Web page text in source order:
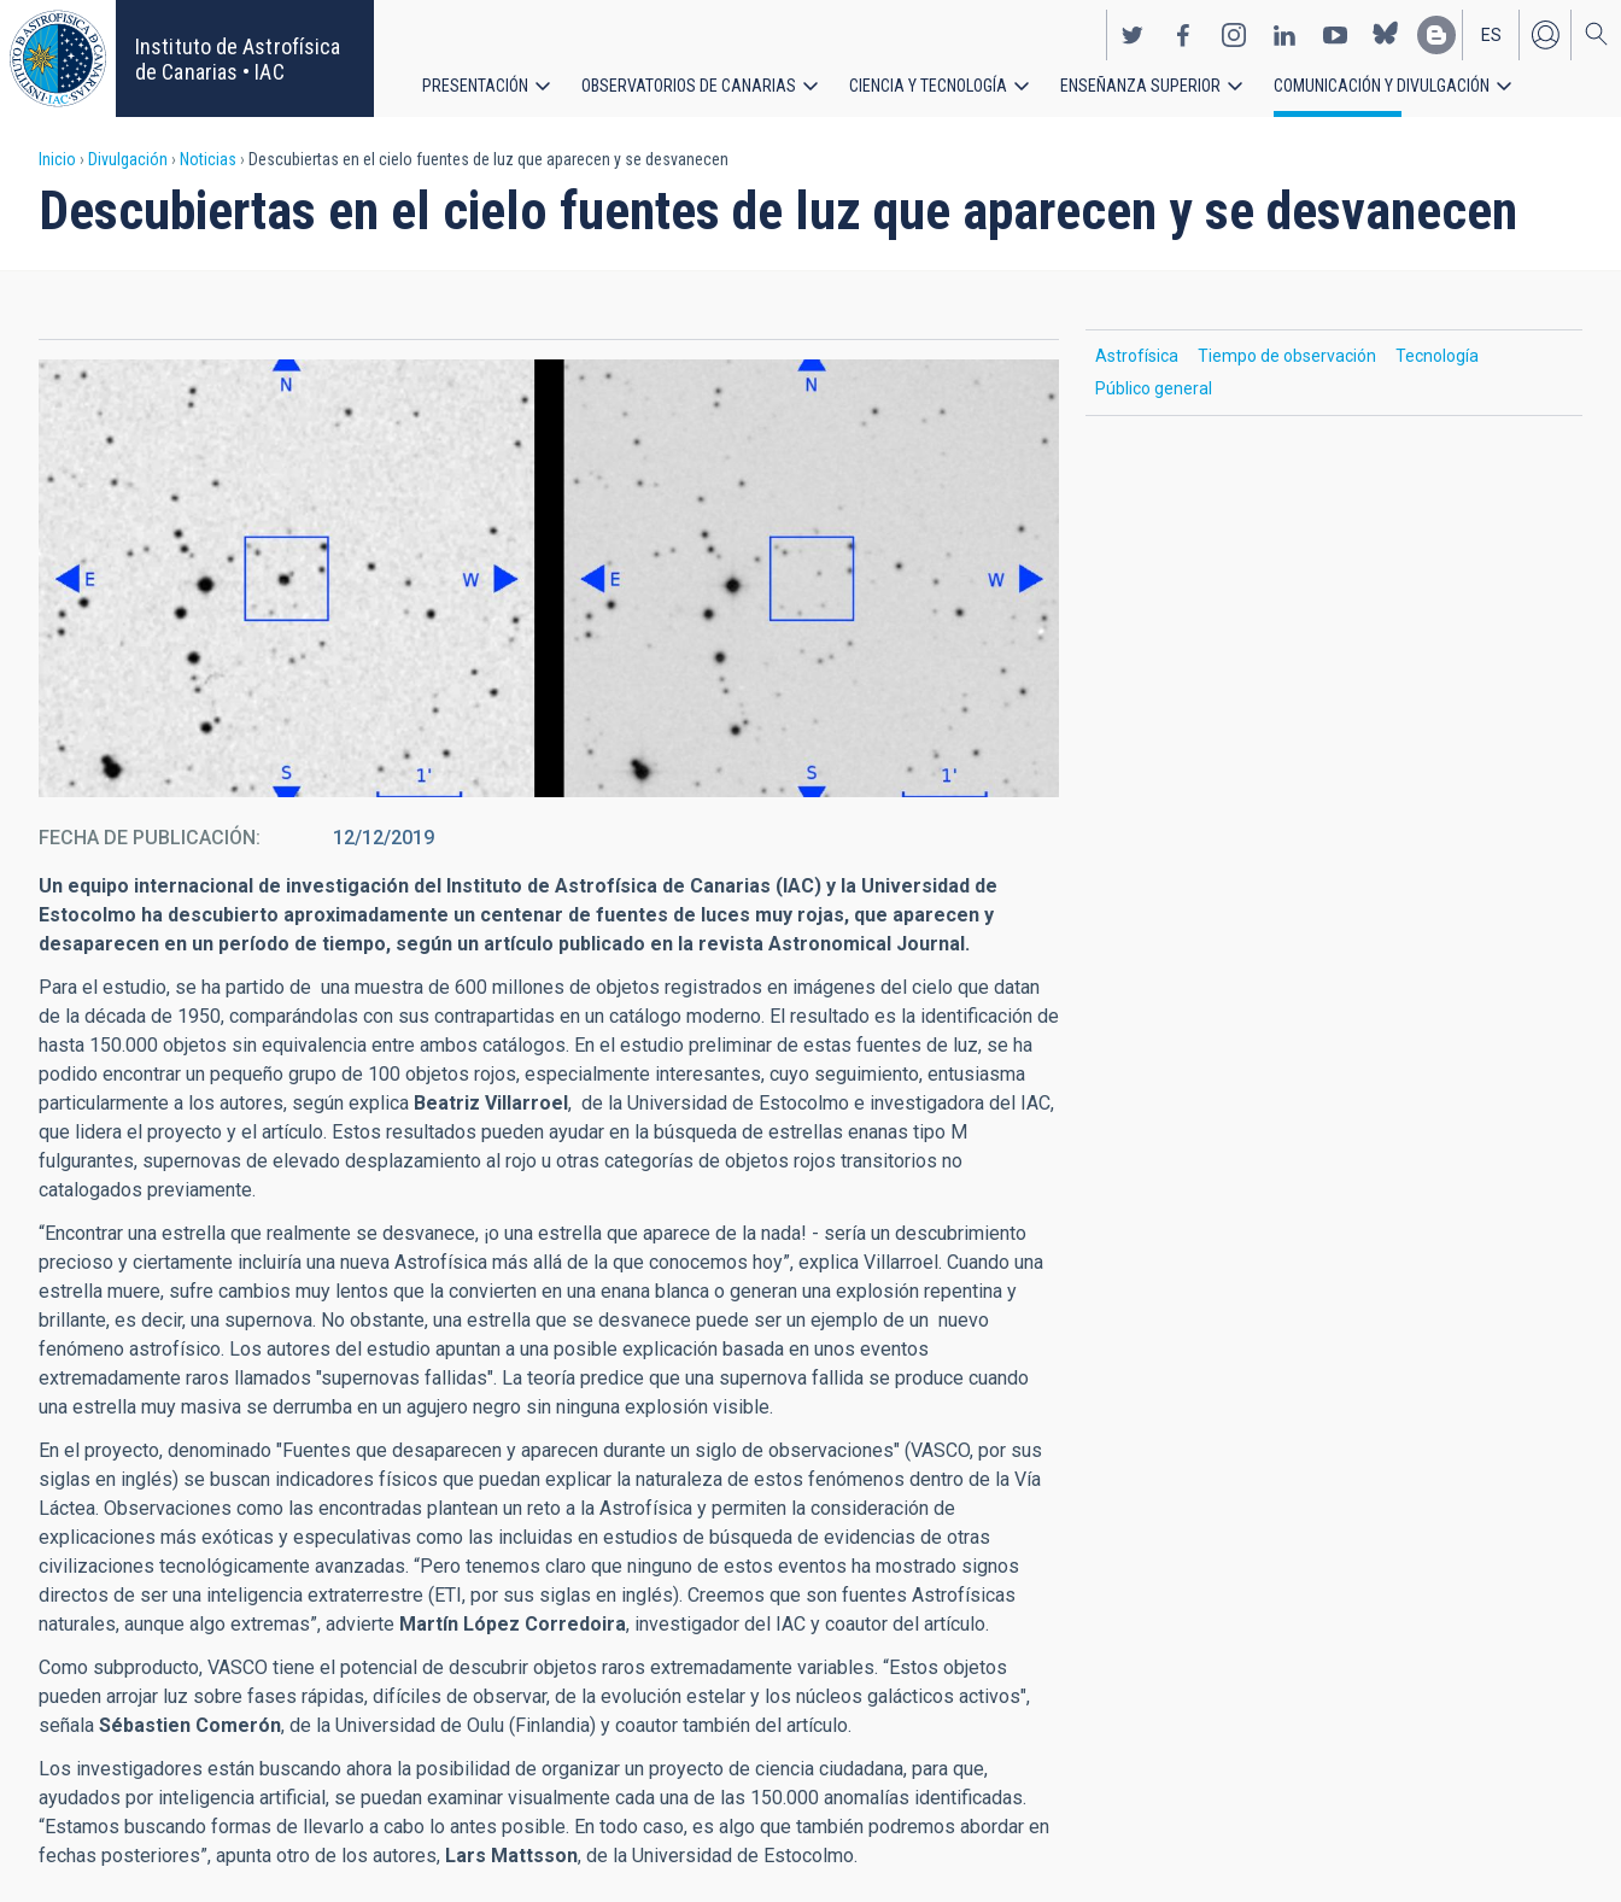
Pasar
al
contenido
principal
Instituto de Astrofísica
de Canarias • IAC
EN
ES
principal
PRESENTACIÓN OBSERVATORIOS DE CANARIAS CIENCIA Y TECNOLOGÍA ENSEÑANZA SUPERIOR COMUNICACIÓN Y DIVULGACIÓN
Sobrescribir
enlaces
ayuda
a
navegación
Inicio Divulgación Noticias Descubiertas en el cielo fuentes de luz que aparecen y se desvanecen
Descubiertas en el cielo fuentes de luz que aparecen y se desvanecen
FECHA DE PUBLICACIÓN 12/12/2019
Un equipo internacional de investigación del Instituto de Astrofísica de Canarias (IAC) y la Universidad de
Estocolmo ha descubierto aproximadamente un centenar de fuentes de luces muy rojas, que aparecen y
desaparecen en un período de tiempo, según un artículo publicado en la revista Astronomical Journal.
Para el estudio, se ha partido de una muestra de 600 millones de objetos registrados en imágenes del cielo que datan
de la década de 1950, comparándolas con sus contrapartidas en un catálogo moderno. El resultado es la identificación de
hasta 150.000 objetos sin equivalencia entre ambos catálogos. En el estudio preliminar de estas fuentes de luz, se ha
podido encontrar un pequeño grupo de 100 objetos rojos, especialmente interesantes, cuyo seguimiento, entusiasma
particularmente a los autores, según explica Beatriz Villarroel, de la Universidad de Estocolmo e investigadora del IAC,
que lidera el proyecto y el artículo. Estos resultados pueden ayudar en la búsqueda de estrellas enanas tipo M
fulgurantes, supernovas de elevado desplazamiento al rojo u otras categorías de objetos rojos transitorios no
catalogados previamente.
“Encontrar una estrella que realmente se desvanece, ¡o una estrella que aparece de la nada! - sería un descubrimiento
precioso y ciertamente incluiría una nueva Astrofísica más allá de la que conocemos hoy”, explica Villarroel. Cuando una
estrella muere, sufre cambios muy lentos que la convierten en una enana blanca o generan una explosión repentina y
brillante, es decir, una supernova. No obstante, una estrella que se desvanece puede ser un ejemplo de un nuevo
fenómeno astrofísico. Los autores del estudio apuntan a una posible explicación basada en unos eventos
extremadamente raros llamados "supernovas fallidas". La teoría predice que una supernova fallida se produce cuando
una estrella muy masiva se derrumba en un agujero negro sin ninguna explosión visible.
En el proyecto, denominado "Fuentes que desaparecen y aparecen durante un siglo de observaciones" (VASCO, por sus
siglas en inglés) se buscan indicadores físicos que puedan explicar la naturaleza de estos fenómenos dentro de la Vía
Láctea. Observaciones como las encontradas plantean un reto a la Astrofísica y permiten la consideración de
explicaciones más exóticas y especulativas como las incluidas en estudios de búsqueda de evidencias de otras
civilizaciones tecnológicamente avanzadas. “Pero tenemos claro que ninguno de estos eventos ha mostrado signos
directos de ser una inteligencia extraterrestre (ETI, por sus siglas en inglés). Creemos que son fuentes Astrofísicas
naturales, aunque algo extremas”, advierte Martín López Corredoira, investigador del IAC y coautor del artículo.
Como subproducto, VASCO tiene el potencial de descubrir objetos raros extremadamente variables. “Estos objetos
pueden arrojar luz sobre fases rápidas, difíciles de observar, de la evolución estelar y los núcleos galácticos activos",
señala Sébastien Comerón, de la Universidad de Oulu (Finlandia) y coautor también del artículo.
Los investigadores están buscando ahora la posibilidad de organizar un proyecto de ciencia ciudadana, para que,
ayudados por inteligencia artificial, se puedan examinar visualmente cada una de las 150.000 anomalías identificadas.
“Estamos buscando formas de llevarlo a cabo lo antes posible. En todo caso, es algo que también podremos abordar en
fechas posteriores”, apunta otro de los autores, Lars Mattsson, de la Universidad de Estocolmo.
Astrofísica Tiempo de observación
Tecnología
Público general